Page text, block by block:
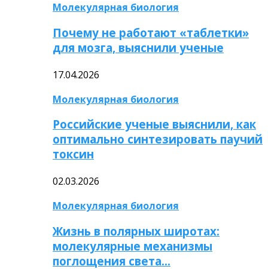
Молекулярная биология
Почему не работают «таблетки»
для мозга, выяснили ученые
17.04.2026
Молекулярная биология
Российские ученые выяснили, как
оптимально синтезировать паучий
токсин
02.03.2026
Молекулярная биология
Жизнь в полярных широтах:
молекулярные механизмы
поглощения света…